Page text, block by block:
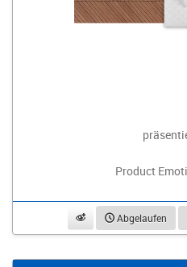
Product
beobachtenAbgelaufen